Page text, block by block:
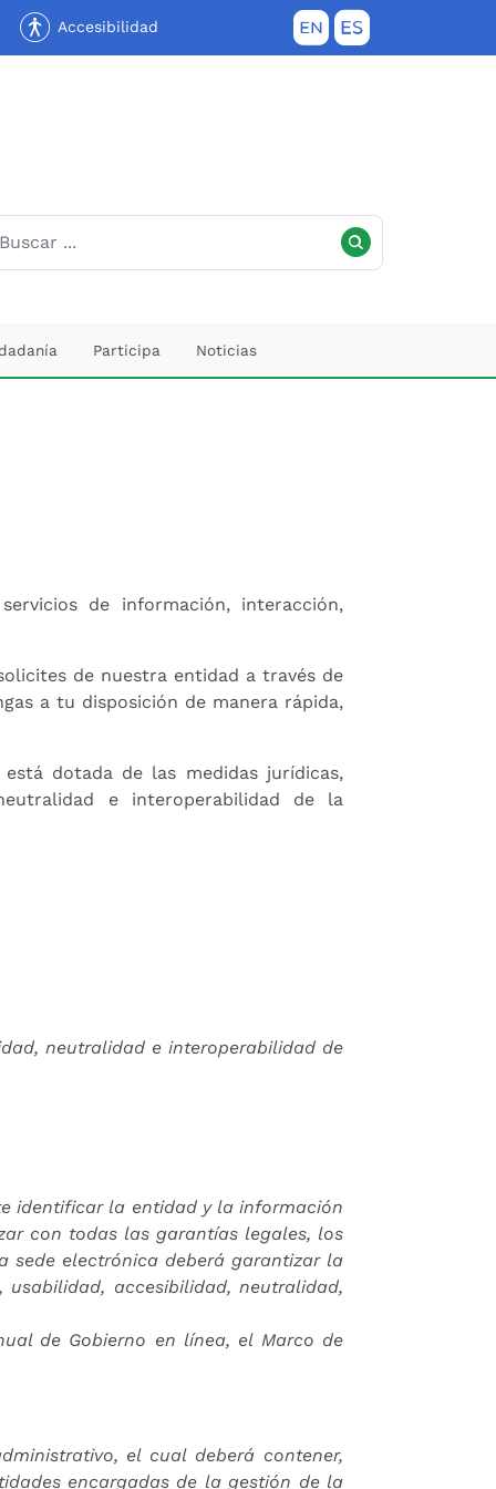
Accesibilidad
Participa Noticias
de información, interacción,
de nuestra entidad a través de
a tu disposición de manera rápida,
dotada de las medidas jurídicas,
e interoperabilidad de la
neutralidad e interoperabilidad de
identificar la entidad y la información
con todas las garantías legales, los
sede electrónica deberá garantizar la
accesibilidad, neutralidad,
de Gobierno en línea, el Marco de
el cual deberá contener,
encargadas de la gestión de la